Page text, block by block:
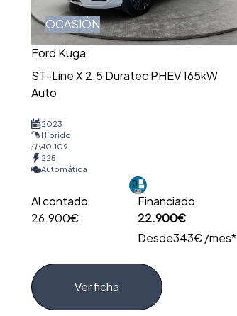
OCASIÓN
Ford Kuga
ST-Line X 2.5 Duratec PHEV 165kW
Auto
2023
Híbrido
40.109
225
Automática
Al contado
26.900€
Financiado
22.900€
Desde343€ /mes*
Ver ficha